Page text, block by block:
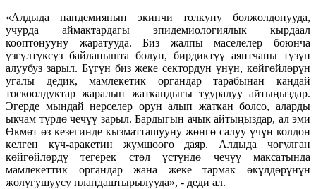
«Алдыда пандемиянын экинчи толкуну болжолдонууда,
учурда аймактардагы эпидемиологиялык кырдаал
кооптонууну жаратууда. Биз жалпы маселелер боюнча
үзгүлтүксүз байланышта болуп, бирдиктүү аянтчаны түзүп
алуубуз зарыл. Бүгүн биз жеке сектордун үнүн, көйгөйлөрүн
угалы дедик, мамлекетик органдар тарабынан кандай
тоскоолдуктар жаралып жаткандыгы тууралуу айтыңыздар.
Эгерде мындай нерселер орун алып жаткан болсо, аларды
ыкчам түрдө чечүү зарыл. Бардыгын ачык айтыңыздар, ал эми
Өкмөт өз кезегинде кызматташууну жөнгө салуу үчүн колдон
келген күч-аракетин жумшоого даяр. Алдыда чогулган
көйгөйлөрдү тегерек стөл үстүндө чечүү максатында
мамлекеттик органдар жана жеке тармак өкүлдөрүнүн
жолугушуусу пландаштырылууда», - деди ал.